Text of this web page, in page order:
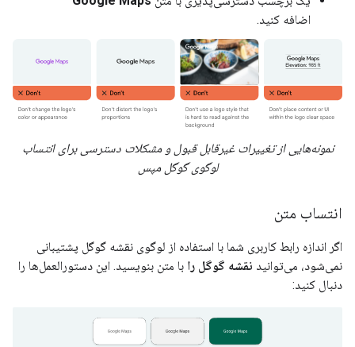
اضافه کنید.
نمونه‌هایی از تغییرات غیرقابل قبول و مشکلات دسترسی برای انتساب
لوگوی گوگل مپس
انتساب متن
اگر اندازه رابط کاربری شما با استفاده از لوگوی نقشه گوگل پشتیبانی
نمی‌شود، می‌توانید نقشه گوگل را با متن بنویسید. این دستورالعمل‌ها را
دنبال کنید: